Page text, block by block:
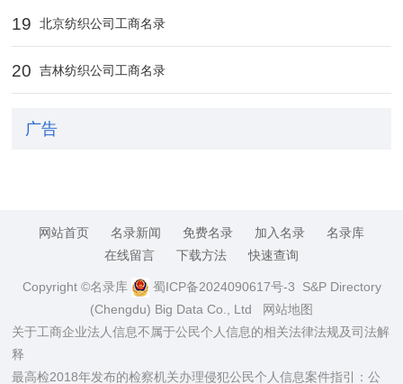
19 北京纺织公司工商名录
20 吉林纺织公司工商名录
广告
网站首页 名录新闻 免费名录 加入名录
名录库
在线留言
下载方法 快速查询
Copyright ©名录库 蜀ICP备2024090617号-3 S&P Directory
(Chengdu) Big Data Co., Ltd
网站地图
关于工商企业法人信息不属于公民个人信息的相关法律法规及司法解
释
最高检2018年发布的检察机关办理侵犯公民个人信息案件指引：公